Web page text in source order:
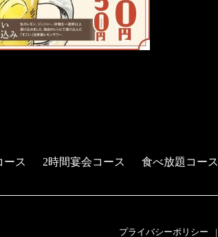
ース 2時間宴会コース 食べ放題コース
プライバシーポリシー